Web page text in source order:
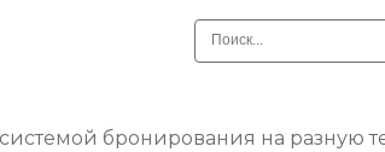
бронирования на разную